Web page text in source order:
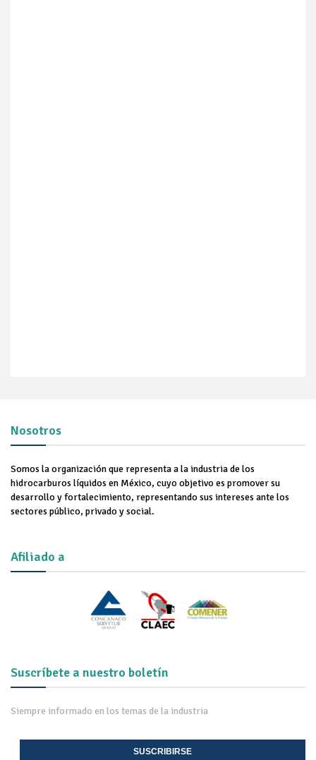
Nosotros
Somos la organización que representa a la industria de los
hidrocarburos líquidos en México, cuyo objetivo es promover su
desarrollo y fortalecimiento, representando sus intereses ante los
sectores público, privado y social.
Afiliado a
Suscríbete a nuestro boletín
Siempre informado en los temas de la industria
SUSCRIBIRSE